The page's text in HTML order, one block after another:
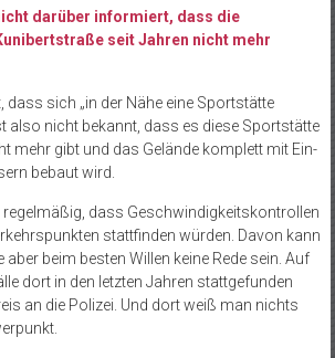
darüber informiert, dass die
seit Jahren nicht mehr
dass sich „in der Nähe eine Sportstätte
also nicht bekannt, dass es diese Sportstätte
mehr gibt und das Gelände komplett mit Ein-
bebaut wird.
regelmäßig, dass Geschwindigkeitskontrollen
stattfinden würden. Davon kann
beim besten Willen keine Rede sein. Auf
dort in den letzten Jahren stattgefunden
an die Polizei. Und dort weiß man nichts